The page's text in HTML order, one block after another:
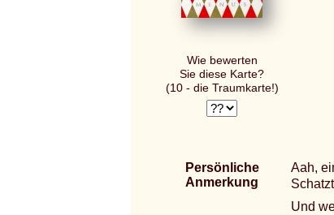
Wie bewerten
Sie diese Karte?
(10 - die Traumkarte!)
Persönliche
Anmerkung
Aah,
Und